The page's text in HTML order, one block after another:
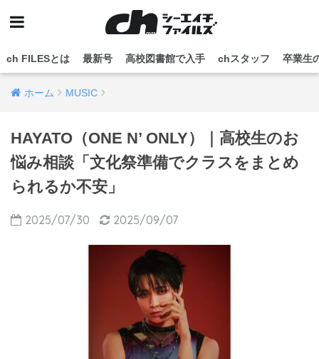
ch FILESとは 最新号 高校図書館で入手 chスタッフ 卒業生
ホーム MUSIC
HAYATO（ONE N’ ONLY）｜高校生のお
悩み相談「文化祭準備でクラスをまとめ
られるか不安」
2025/07/30 2025/09/07